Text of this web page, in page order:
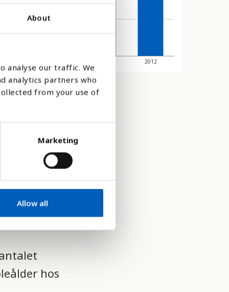
About
analyse our traffic. We
analytics partners who
from your use of
Marketing
Allow all
2012
hos